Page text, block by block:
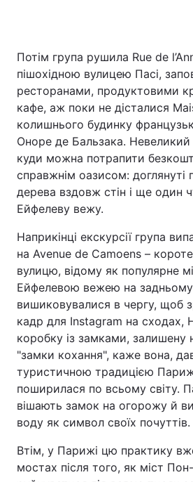
Потім група рушила Rue de
пішохідною вулицею Пасі,
ресторанами, продуктовими
кафе, аж поки не дісталися
колишнього будинку
Оноре де Бальзака. Невеликий
куди можна потрапити
справжнім оазисом: доглянуті
дерева вздовж стін і ще один
Ейфелеву вежу.
Наприкінці екскурсії група
на Avenue de Camoens –
вулицю, відому як популярне
Ейфелевою вежею на
вишиковувалися в чергу, щоб
кадр для Instagram на сходах,
коробку із замками, залишену
"замки кохання", каже вона,
туристичною традицією
поширилася по всьому світу.
вішають замок на огорожу й
воду як символ своїх почуттів.
Втім, у Парижі цю практику
мостах після того, як міст Пон-